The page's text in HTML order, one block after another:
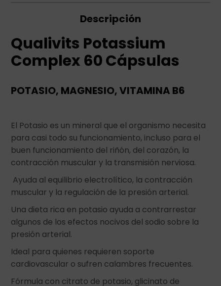
Descripción
Qualivits Potassium
Complex 60 Cápsulas
POTASIO, MAGNESIO, VITAMINA B6
El Potasio es un mineral que el organismo necesita
para casi todo su funcionamiento, incluso para el
buen funcionamiento del riñón, del corazón, la
contracción muscular y la transmisión nerviosa.
Ayuda al equilibrio electrolítico, la contracción
muscular y la regulación de la presión arterial.
Una dieta rica en potasio ayuda a contrarrestar
algunos de los efectos nocivos del sodio sobre la
presión arterial.
Ideal para quienes requieren soporte
cardiovascular o sufren calambres frecuentes.
Fórmula con citrato de potasio, glicinato de